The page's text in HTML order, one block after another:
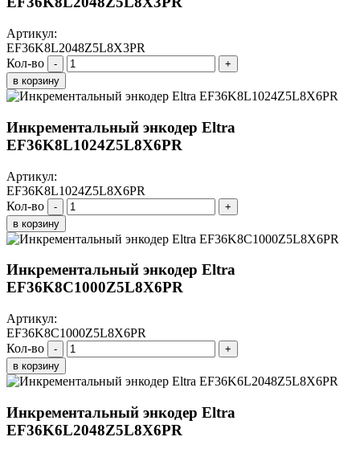
Артикул:
EF36K8L2048Z5L8X3PR
Кол-во
-
+
в корзину
Инкрементальный энкодер Eltra
EF36K8L1024Z5L8X6PR
Артикул:
EF36K8L1024Z5L8X6PR
Кол-во
-
+
в корзину
Инкрементальный энкодер Eltra
EF36K8C1000Z5L8X6PR
Артикул:
EF36K8C1000Z5L8X6PR
Кол-во
-
+
в корзину
Инкрементальный энкодер Eltra
EF36K6L2048Z5L8X6PR